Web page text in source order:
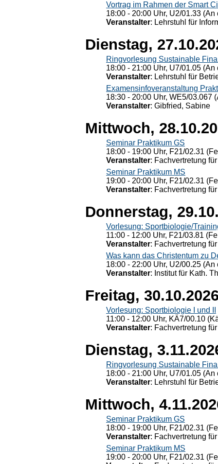
Vortrag im Rahmen der Smart
18:00 - 20:00 Uhr, U2/01.33
Veranstalter: Lehrstuhl für
Dienstag,
Ringvorlesung Sustainable
18:00 - 21:00 Uhr, U7/01.05
Veranstalter: Lehrstuhl für
Examensinfoveranstaltung
18:30 - 20:00 Uhr, WE5/03.067
Veranstalter: Gibfried, Sabine
Mittwoch,
Seminar Praktikum GS
18:00 - 19:00 Uhr, F21/02.31
Veranstalter: Fachvertretung
Seminar Praktikum MS
19:00 - 20:00 Uhr, F21/02.31
Veranstalter: Fachvertretung
Donnerstag,
Vorlesung: Sportbiologie/
11:00 - 12:00 Uhr, F21/03.81
Veranstalter: Fachvertretung
Was kann das Christentum zu
18:00 - 22:00 Uhr, U2/00.25
Veranstalter: Institut für Kath.
Freitag,
Vorlesung: Sportbiologie I und II
11:00 - 12:00 Uhr, KÄ7/00.10
Veranstalter: Fachvertretung
Dienstag,
Ringvorlesung Sustainable
18:00 - 21:00 Uhr, U7/01.05
Veranstalter: Lehrstuhl für
Mittwoch,
Seminar Praktikum GS
18:00 - 19:00 Uhr, F21/02.31
Veranstalter: Fachvertretung
Seminar Praktikum MS
19:00 - 20:00 Uhr, F21/02.31